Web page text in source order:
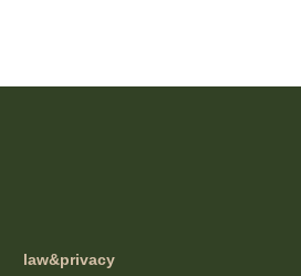
law&privacy